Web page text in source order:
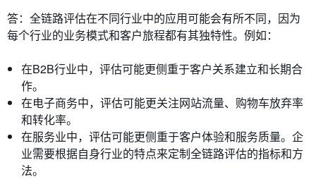
答：全链路评估在不同行业中的应用可能会有所不同，因为
每个行业的业务模式和客户旅程都有其独特性。例如：
在B2B行业中，评估可能更侧重于客户关系建立和长期合
作。
在电子商务中，评估可能更关注网站流量、购物车放弃率
和转化率。
在服务业中，评估可能更侧重于客户体验和服务质量。企
业需要根据自身行业的特点来定制全链路评估的指标和方
法。